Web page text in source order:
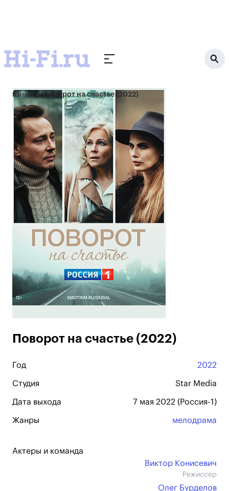
Кино Поворот на счастье (2022)
Поворот на счастье (2022)
Год 2022
Студия Star Media
Дата выхода 7 мая 2022 (Россия-1)
Жанры мелодрама
Актеры и команда
Виктор Конисевич
Режиссер
Олег Бурделов